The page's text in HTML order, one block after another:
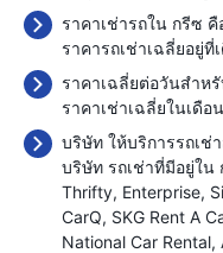
ราคาเช่ารถใน กรีซ คื
ราคารถเช่าเฉลี่ยอยู่ที่
ราคาเฉลี่ยต่อวันสำห
ราคาเช่าเฉลี่ยในเดือ
บริษัท ให้บริการรถเช่
บริษัท รถเช่าที่มีอยู่ใน
Thrifty Enterprise
CarQ SKG Rent A
National Car Rental